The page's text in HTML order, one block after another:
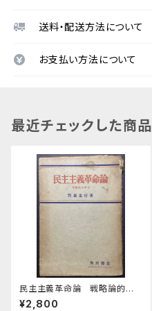
送料・配送方法について
お支払い方法について
最近チェックした商品
民主主義革命論 戦略論的研
究
¥2,800